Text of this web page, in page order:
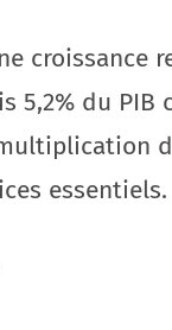
croissance
5,2% du
essentiels.